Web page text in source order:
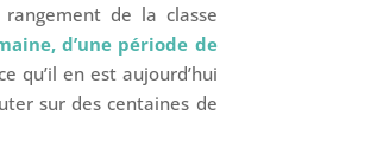
de la classe
d’une période de
qu’il en est aujourd’hui
sur des centaines de